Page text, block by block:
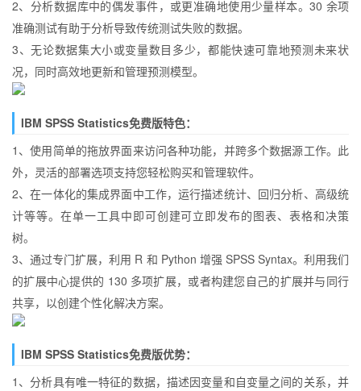
2、分析数据库中的偶发事件，或更准确地使用少量样本。30 余项
准确测试有助于分析导致传统测试失败的数据。
3、无论数据集大小或变量数目多少，都能快速可靠地预测未来状
况，同时高效地更新和管理预测模型。
IBM SPSS Statistics免费版特色：
1、使用简单的拖放界面来访问各种功能，并跨多个数据源工作。此
外，灵活的部署选项支持您轻松购买和管理软件。
2、在一体化的集成界面中工作，运行描述统计、回归分析、高级统
计等等。在单一工具中即可创建可立即发布的图表、表格和决策
树。
3、通过专门扩展，利用 R 和 Python 增强 SPSS Syntax。利用我们
的扩展中心提供的 130 多项扩展，或者构建您自己的扩展并与同行
共享，以创建个性化解决方案。
IBM SPSS Statistics免费版优势：
1、分析具有唯一特征的数据，描述因变量和自变量之间的关系，并